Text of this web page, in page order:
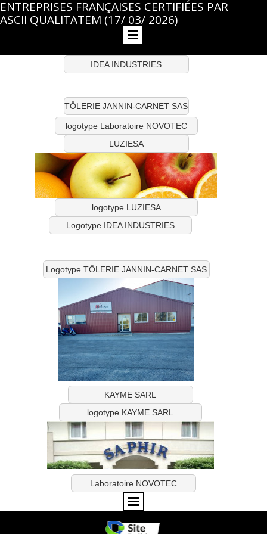
ENTREPRISES FRANÇAISES CERTIFIÉES PAR
ASCII QUALITATEM (17/ 03/ 2026)
IDEA INDUSTRIES
TÔLERIE JANNIN-CARNET SAS
logotype Laboratoire NOVOTEC
LUZIESA
logotype LUZIESA
Logotype IDEA INDUSTRIES
Logotype TÔLERIE JANNIN-CARNET SAS
KAYME SARL
logotype KAYME SARL
Laboratoire NOVOTEC